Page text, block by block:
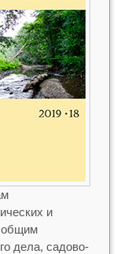
и
общим
дела, садово-